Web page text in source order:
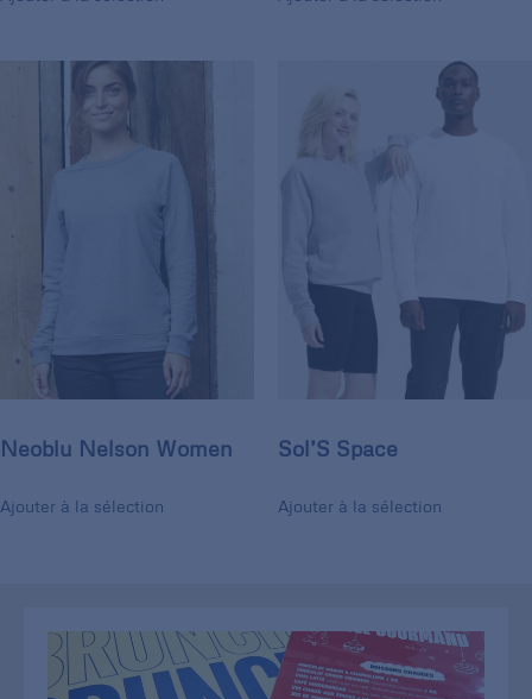
Neoblu Nelson Women
Ajouter à la sélection
Sol’S Space
Ajouter à la sélection